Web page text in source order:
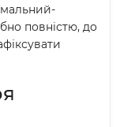
повністю, до